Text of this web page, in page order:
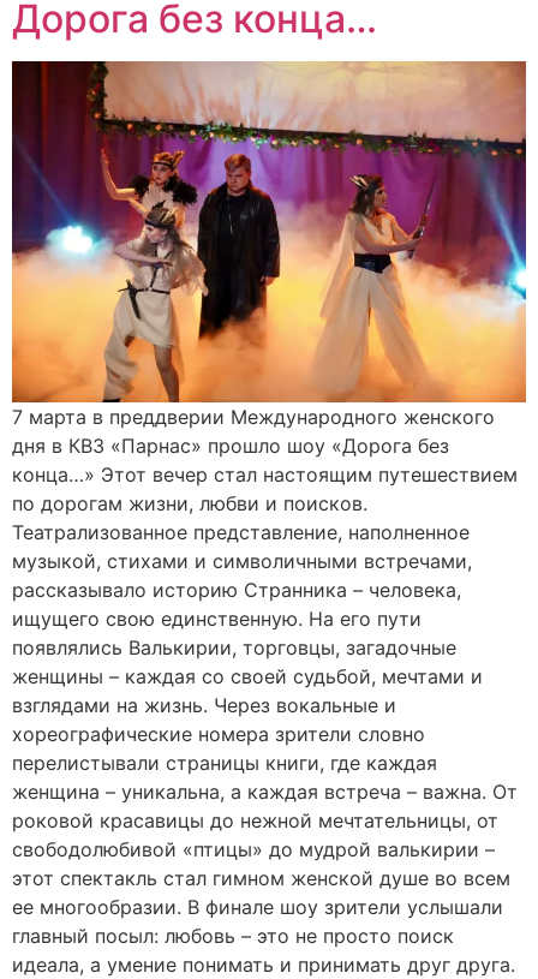
Дорога без конца…
7 марта в преддверии Международного женского
дня в КВЗ «Парнас» прошло шоу «Дорога без
конца…» Этот вечер стал настоящим путешествием
по дорогам жизни, любви и поисков.
Театрализованное представление, наполненное
музыкой, стихами и символичными встречами,
рассказывало историю Странника – человека,
ищущего свою единственную. На его пути
появлялись Валькирии, торговцы, загадочные
женщины – каждая со своей судьбой, мечтами и
взглядами на жизнь. Через вокальные и
хореографические номера зрители словно
перелистывали страницы книги, где каждая
женщина – уникальна, а каждая встреча – важна. От
роковой красавицы до нежной мечтательницы, от
свободолюбивой «птицы» до мудрой валькирии –
этот спектакль стал гимном женской душе во всем
ее многообразии. В финале шоу зрители услышали
главный посыл: любовь – это не просто поиск
идеала, а умение понимать и принимать друг друга.